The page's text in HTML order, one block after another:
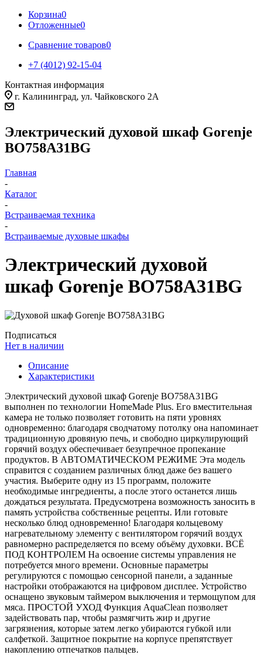
Корзина0
Отложенные0
Сравнение товаров0
+7 (4012) 92-15-04
Контактная информация
г. Калининград, ул. Чайковского 2А
Электрический духовой шкаф Gorenje
BO758A31BG
Главная
-
Каталог
-
Встраиваемая техника
-
Встраиваемые духовые шкафы
Электрический духовой
шкаф Gorenje BO758A31BG
Подписаться
Нет в наличии
Описание
Характеристики
Электрический духовой шкаф Gorenje BO758A31BG
выполнен по технологии HomeMade Plus. Его вместительная
камера не только позволяет готовить на пяти уровнях
одновременно: благодаря сводчатому потолку она напоминает
традиционную дровяную печь, и свободно циркулирующий
горячий воздух обеспечивает безупречное пропекание
продуктов. В АВТОМАТИЧЕСКОМ РЕЖИМЕ Эта модель
справится с созданием различных блюд даже без вашего
участия. Выберите одну из 15 программ, положите
необходимые ингредиенты, а после этого останется лишь
дождаться результата. Предусмотрена возможность заносить в
память устройства собственные рецепты. Или готовьте
несколько блюд одновременно! Благодаря кольцевому
нагревательному элементу с вентилятором горячий воздух
равномерно распределяется по всему объёму духовки. ВСЁ
ПОД КОНТРОЛЕМ На освоение системы управления не
потребуется много времени. Основные параметры
регулируются с помощью сенсорной панели, а заданные
настройки отображаются на цифровом дисплее. Устройство
оснащено звуковым таймером выключения и термощупом для
мяса. ПРОСТОЙ УХОД Функция AquaClean позволяет
задействовать пар, чтобы размягчить жир и другие
загрязнения, которые затем легко убираются губкой или
салфеткой. Защитное покрытие на корпусе препятствует
накоплению отпечатков пальцев.